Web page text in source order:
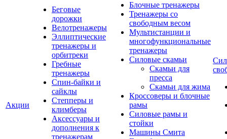
Акции
Беговые
дорожки
Велотренажеры
Эллиптические
тренажеры и
орбитреки
Гребные
тренажеры
Спин-байки и
сайклы
Степперы и
климберы
Аксессуары и
дополнения к
тренажерам
Блочные тренажеры
Тренажеры со
свободным весом
Мультистанции и
многофункциональные
тренажеры
Силовые скамьи
Скамьи для
пресса
Скамьи для жима
Кроссоверы и блочные
рамы
Силовые рамы и
стойки
Машины Смита